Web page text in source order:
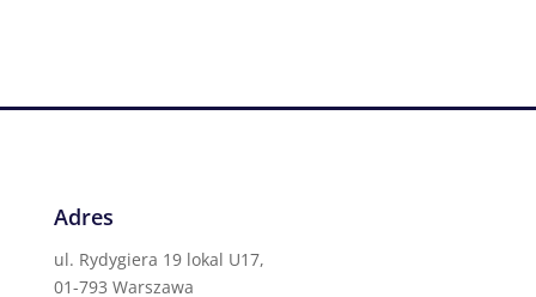
Adres
ul. Rydygiera 19 lokal U17,
01-793 Warszawa